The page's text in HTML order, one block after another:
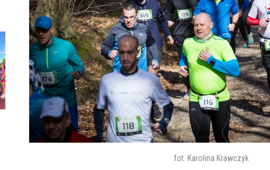
fot. Karolina Krawczyk